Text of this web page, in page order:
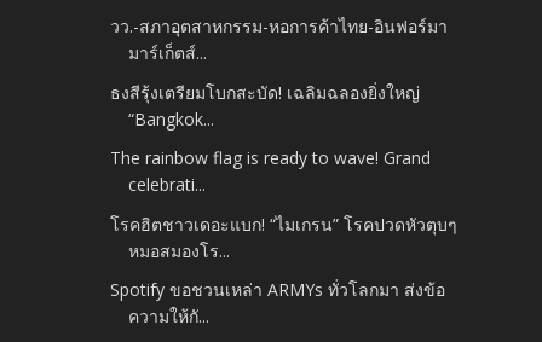
วว.-สภาอุตสาหกรรม-หอการค้าไทย-อินฟอร์มา
มาร์เก็ตส์...
ธงสีรุ้งเตรียมโบกสะบัด! เฉลิมฉลองยิ่งใหญ่
“Bangkok...
The rainbow flag is ready to wave! Grand
celebrati...
โรคฮิตชาวเดอะแบก! “ไมเกรน” โรคปวดหัวตุบๆ
หมอสมองโร...
Spotify ขอชวนเหล่า ARMYs ทั่วโลกมา ส่งข้อ
ความให้กั...